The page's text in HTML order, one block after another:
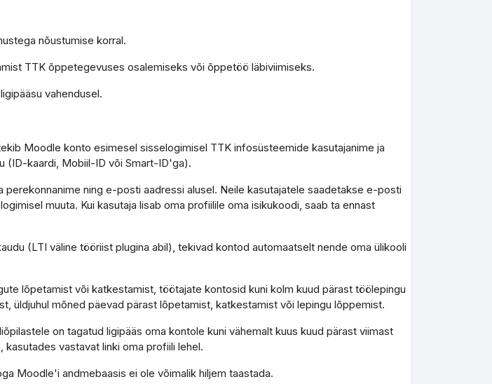
nõustumise korral.
TTK õppetegevuses osalemiseks või õppetöö läbiviimiseks.
vahendusel.
Moodle konto esimesel sisselogimisel TTK infosüsteemide kasutajanime ja
(ID-kaardi, Mobiil-ID või Smart-ID'ga).
ning e-posti aadressi alusel. Neile kasutajatele saadetakse e-posti
muuta. Kui kasutaja lisab oma profiilile oma isikukoodi, saab ta ennast
(LTI väline tööriist plugina abil), tekivad kontod automaatselt nende oma ülikooli
lõpetamist või katkestamist, töötajate kontosid kuni kolm kuud pärast töölepingu
üldjuhul mõned päevad pärast lõpetamist, katkestamist või lepingu lõppemist.
on tagatud ligipääs oma kontole kuni vähemalt kuus kuud pärast viimast
vastavat linki oma profiili lehel.
Moodle'i andmebaasis ei ole võimalik hiljem taastada.